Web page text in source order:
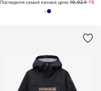
Последняя самая низкая цена:19,92 €-1%